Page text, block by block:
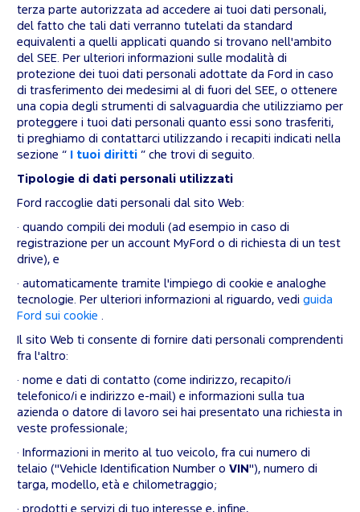
terza parte autorizzata ad accedere ai tuoi dati personali,
del fatto che tali dati verranno tutelati da standard
equivalenti a quelli applicati quando si trovano nell'ambito
del SEE. Per ulteriori informazioni sulle modalità di
protezione dei tuoi dati personali adottate da Ford in caso
di trasferimento dei medesimi al di fuori del SEE, o ottenere
una copia degli strumenti di salvaguardia che utilizziamo per
proteggere i tuoi dati personali quanto essi sono trasferiti,
ti preghiamo di contattarci utilizzando i recapiti indicati nella
sezione “
I tuoi diritti ” che trovi di seguito.
Tipologie di dati personali utilizzati
Ford raccoglie dati personali dal sito Web:
· quando compili dei moduli (ad esempio in caso di
registrazione per un account MyFord o di richiesta di un test
drive), e
· automaticamente tramite l'impiego di cookie e analoghe
tecnologie. Per ulteriori informazioni al riguardo, vedi guida
Ford sui cookie
Il sito Web ti consente di fornire dati personali comprendenti
fra l'altro:
· nome e dati di contatto (come indirizzo, recapito/i
telefonico/i e indirizzo e-mail) e informazioni sulla tua
azienda o datore di lavoro sei hai presentato una richiesta in
veste professionale;
· Informazioni in merito al tuo veicolo, fra cui numero di
telaio ("Vehicle Identification Number o VIN "), numero di
targa, modello, età e chilometraggio;
· prodotti e servizi di tuo interesse e, infine,